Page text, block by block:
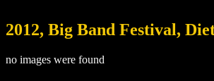
2012, Big Band Festival,
no images were found